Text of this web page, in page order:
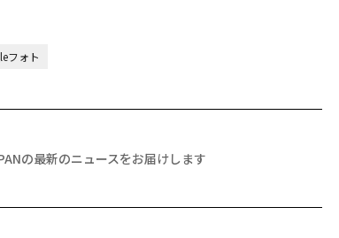
フォト
の最新のニュースをお届けします